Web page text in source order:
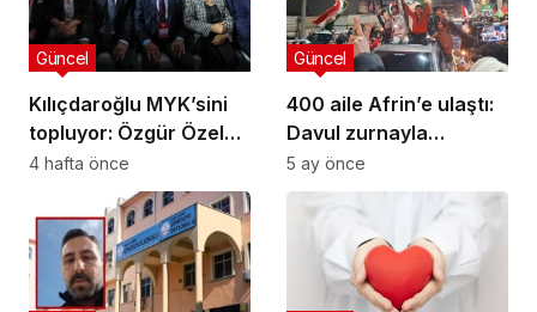
Kılıçdaroğlu MYK’sini
topluyor: Özgür Özel
görevden alınacak
Güncel
4 hafta önce
400 aile Afrin’e ulaştı:
Davul zurnayla
karşılandılar
Güncel
5 ay önce